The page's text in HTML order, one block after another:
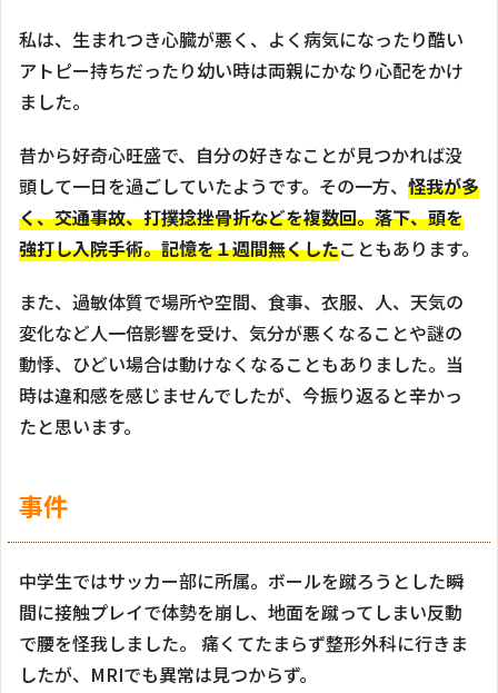
私は、生まれつき心臓が悪く、よく病気になったり酷い
アトピー持ちだったり幼い時は両親にかなり心配をかけ
ました。
昔から好奇心旺盛で、自分の好きなことが見つかれば没
頭して一日を過ごしていたようです。その一方、 怪我が多
く、交通事故、打撲捻挫骨折などを複数回。落下、頭を
強打し入院手術。記憶を１週間無くしたこともあります。
また、過敏体質で場所や空間、食事、衣服、人、天気の
変化など人一倍影響を受け、気分が悪くなることや謎の
動悸、ひどい場合は動けなくなることもありました。当
時は違和感を感じませんでしたが、今振り返ると辛かっ
たと思います。
事件
中学生ではサッカー部に所属。ボールを蹴ろうとした瞬
間に接触プレイで体勢を崩し、地面を蹴ってしまい反動
で腰を怪我しました。 痛くてたまらず整形外科に行きま
したが、MRIでも異常は見つからず。